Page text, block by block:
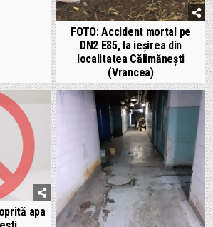
FOTO: Accident mortal pe
DN2 E85, la ieșirea din
localitatea Călimănești
(Vrancea)
apa